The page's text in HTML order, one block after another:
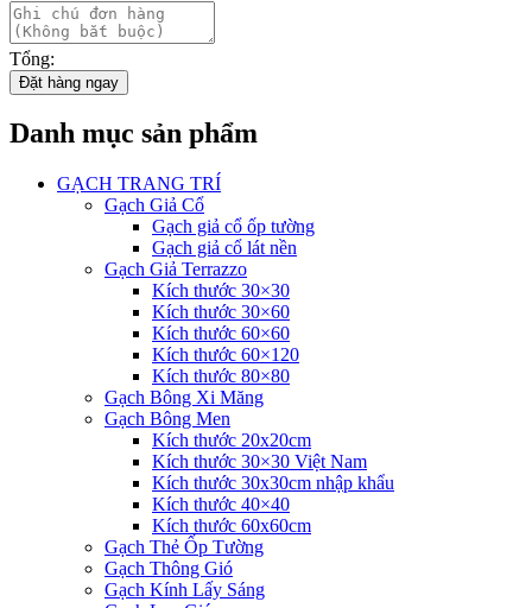
Tổng:
Đặt hàng ngay
Danh mục sản phẩm
GẠCH TRANG TRÍ
Gạch Giả Cổ
Gạch giả cổ ốp tường
Gạch giả cổ lát nền
Gạch Giả Terrazzo
Kích thước 30×30
Kích thước 30×60
Kích thước 60×60
Kích thước 60×120
Kích thước 80×80
Gạch Bông Xi Măng
Gạch Bông Men
Kích thước 20x20cm
Kích thước 30×30 Việt Nam
Kích thước 30x30cm nhập khẩu
Kích thước 40×40
Kích thước 60x60cm
Gạch Thẻ Ốp Tường
Gạch Thông Gió
Gạch Kính Lấy Sáng